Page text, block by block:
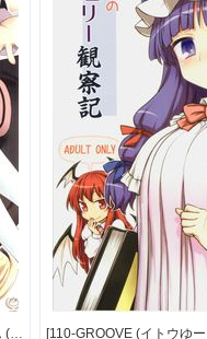
[47sp. (高階@聖人)] めちゃシコチノちゃん (ご注文はうさぎですか？) [9M]